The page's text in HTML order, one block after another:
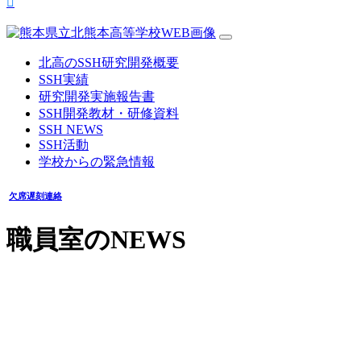
北高のSSH研究開発概要
SSH実績
研究開発実施報告書
SSH開発教材・研修資料
SSH NEWS
SSH活動
学校からの緊急情報
欠席遅刻連絡
職員室のNEWS